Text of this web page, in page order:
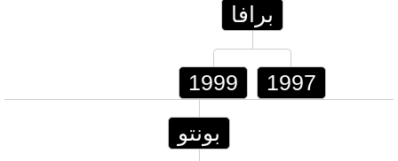
برافا
1999 1997
بونتو